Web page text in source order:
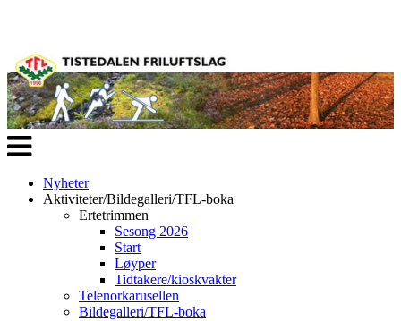
Veksle
navigasjon
Nyheter
Aktiviteter/Bildegalleri/TFL-boka
Ertetrimmen
Sesong 2026
Start
Løyper
Tidtakere/kioskvakter
Telenorkarusellen
Bildegalleri/TFL-boka